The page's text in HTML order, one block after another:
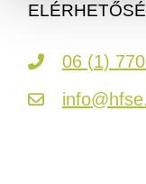
06 (1)